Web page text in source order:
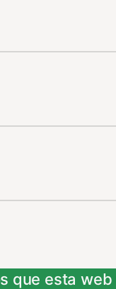
que esta